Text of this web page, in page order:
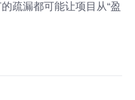
疏漏都可能让项目从“盈